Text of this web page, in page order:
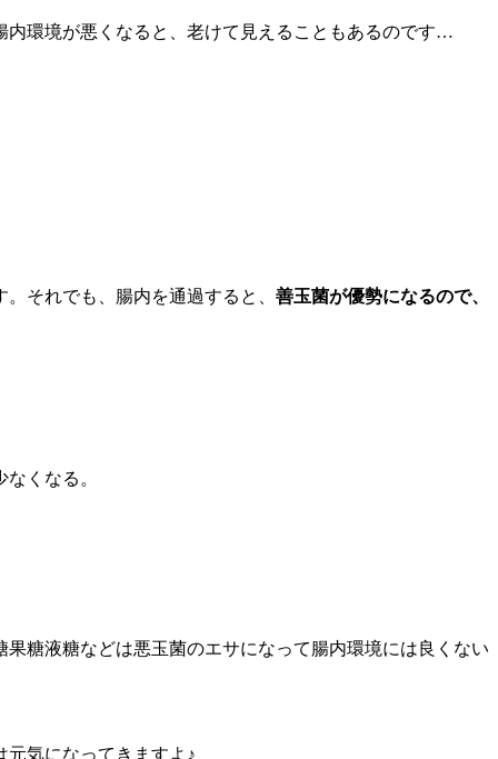
内環境が悪くなると、老けて見えることもあるのです…
。それでも、腸内を通過すると、 善玉菌が優勢になるので、
くなる。
糖液糖などは悪玉菌のエサになって腸内環境には良くない
気になってきますよ♪